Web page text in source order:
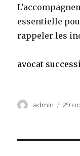
essentielle
rappeler les
avocat
Auteur
admin 29